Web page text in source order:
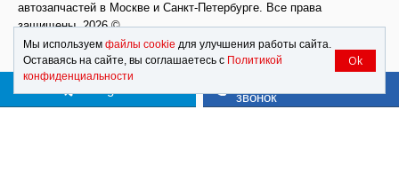
Мы используем файлы cookie для улучшения работы сайта.
Оставаясь на сайте, вы соглашаетесь с Политикой
конфиденциальности
Ok
автозапчастей в Москве и Санкт-Петербурге. Все права
защищены, 2026 ©
звонок